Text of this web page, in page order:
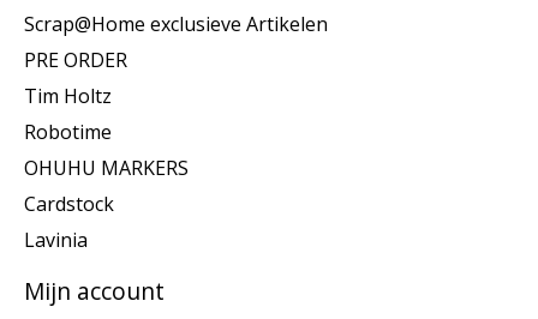
Scrap@Home exclusieve Artikelen
PRE ORDER
Tim Holtz
Robotime
OHUHU MARKERS
Cardstock
Lavinia
Mijn account